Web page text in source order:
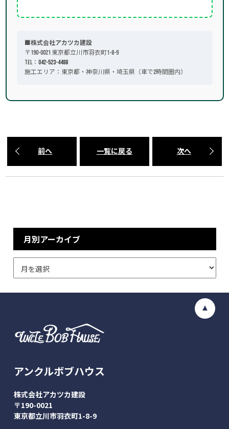
■株式会社アカツカ建設
〒190-0021 東京都立川市羽衣町1-8-9
TEL： 042-523-4488
施工エリア：東京都・神奈川県・埼玉県（車で2時間圏内）
前へ 一覧に戻る 次へ
月別アーカイブ
アンクルボブハウス
株式会社アカツカ建設
〒190-0021
東京都立川市羽衣町1-8-9